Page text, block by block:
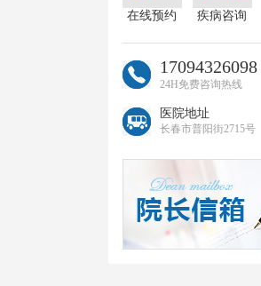
在线预约 疾病咨询
17094326098
24H免费咨询热线
医院地址
长春市普阳街2715号